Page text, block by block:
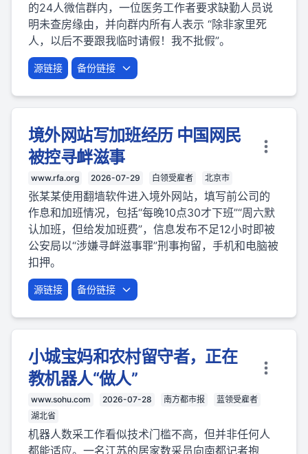
的24人微信群内，一位医务工作者要求缺勤人员说
明未查房缘由，并向群内所有人表示 “除非家里死
人，以后不要跟我临时请假！我不批假”。
源链接 备份链接
境外网站写加班经历 中国网民
被控寻衅滋事
www.rfa.org 2026-07-29 白领受雇者 北京市
张某某使用翻墙软件进入境外网站，填写前公司的
作息和加班情况，包括“每晚10点30才下班”“周六默
认加班，但给发加班费”，信息发布不足12小时即被
公安局以“涉嫌寻衅滋事罪”刑事拘留，手机和电脑被
扣押。
源链接 备份链接
小城宝妈和农村留守者，正在
教机器人“做人”
www.sohu.com 2026-07-28 南方都市报
蓝领受雇者
湖北省
机器人数采工作看似技术门槛不高，但并非任何人
都能适应。一名江苏的居家数采员向南都记者抱